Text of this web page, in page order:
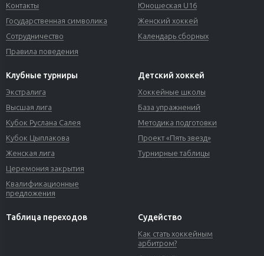
Контакты
Государственная символика
Сотрудничество
Правила поведения
Юношеская U16
Женский хоккей
Календарь сборных
Клубные турниры
Экстралига
Высшая лига
Кубок Руслана Салея
Кубок Цыплакова
Женская лига
Церемония закрытия
Квалификационные
предложения
Детский хоккей
Хоккейные школы
База упражнений
Методика подготовки
Проект «Пять звезд»
Турнирные таблицы
Таблица переходов Судейство
Как стать хоккейным
арбитром?